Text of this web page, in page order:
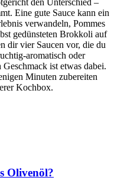
Eine gute Sauce kann ein
verwandeln, Pommes
gedünsteten Brokkoli auf
dir vier Saucen vor, die du
aromatisch oder
ist etwas dabei.
Minuten zubereiten
Kochbox.
Olivenöl?